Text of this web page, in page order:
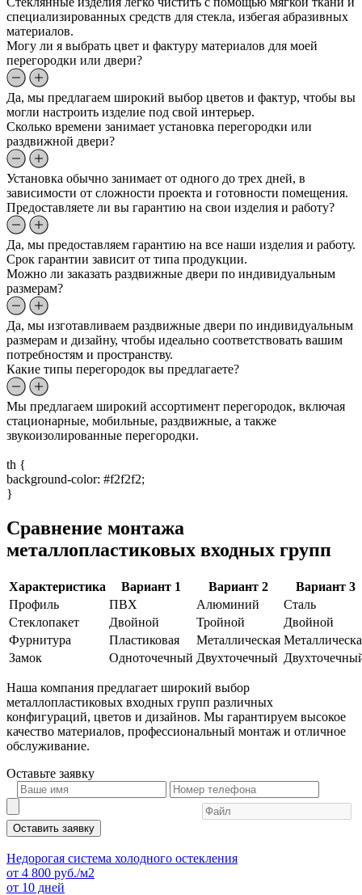
специализированных средств для стекла, избегая абразивных
материалов.
Могу ли я выбрать цвет и фактуру материалов для моей
перегородки или двери?
Да, мы предлагаем широкий выбор цветов и фактур, чтобы вы
могли настроить изделие под свой интерьер.
Сколько времени занимает установка перегородки или
раздвижной двери?
Установка обычно занимает от одного до трех дней, в
зависимости от сложности проекта и готовности помещения.
Предоставляете ли вы гарантию на свои изделия и работу?
Да, мы предоставляем гарантию на все наши изделия и работу.
Срок гарантии зависит от типа продукции.
Можно ли заказать раздвижные двери по индивидуальным
размерам?
Да, мы изготавливаем раздвижные двери по индивидуальным
размерам и дизайну, чтобы идеально соответствовать вашим
потребностям и пространству.
Какие типы перегородок вы предлагаете?
Мы предлагаем широкий ассортимент перегородок, включая
стационарные, мобильные, раздвижные, а также
звукоизолированные перегородки.
th {
background-color: #f2f2f2;
}
Сравнение монтажа
металлопластиковых входных групп
Характеристика Вариант 1 Вариант 2
Вариант 3
Профиль
ПВХ Алюминий
Сталь
Стеклопакет
Двойной Тройной
Двойной
Фурнитура
Пластиковая Металлическая
Замок
Одноточечный Двухточечный
Наша компания предлагает широкий выбор
металлопластиковых входных групп различных
конфигураций, цветов и дизайнов. Мы гарантируем высокое
качество материалов, профессиональный монтаж и отличное
обслуживание.
Оставьте заявку
Оставить заявку
Недорогая система холодного остекления
от 4 800 руб./м2
от 10 дней